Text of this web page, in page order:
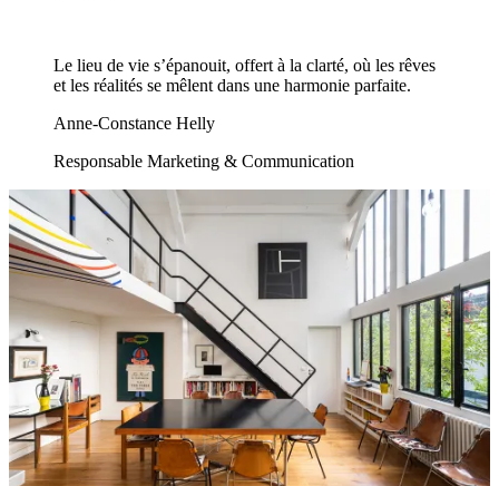
Le lieu de vie s’épanouit, offert à la clarté, où les rêves
et les réalités se mêlent dans une harmonie parfaite.
Anne-Constance Helly
Responsable Marketing & Communication